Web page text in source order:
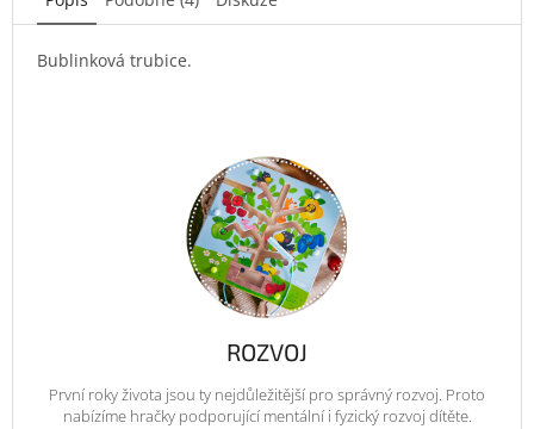
Bublinková trubice.
ROZVOJ
První roky života jsou ty nejdůležitější pro správný rozvoj. Proto
nabízíme hračky podporující mentální i fyzický rozvoj dítěte.